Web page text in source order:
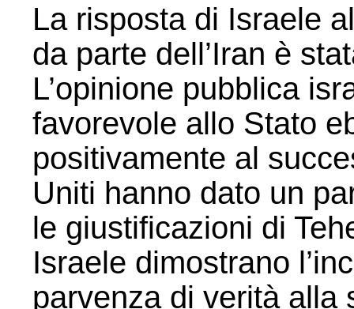
La risposta di Israele
da parte dell’Iran è
L’opinione pubblica
favorevole allo Stato
positivamente al
Uniti hanno dato un
le giustificazioni di
Israele dimostrano
parvenza di verità alla